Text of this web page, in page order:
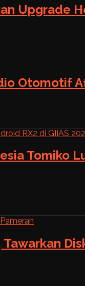
Upgrade
Otomotif
Tomiko